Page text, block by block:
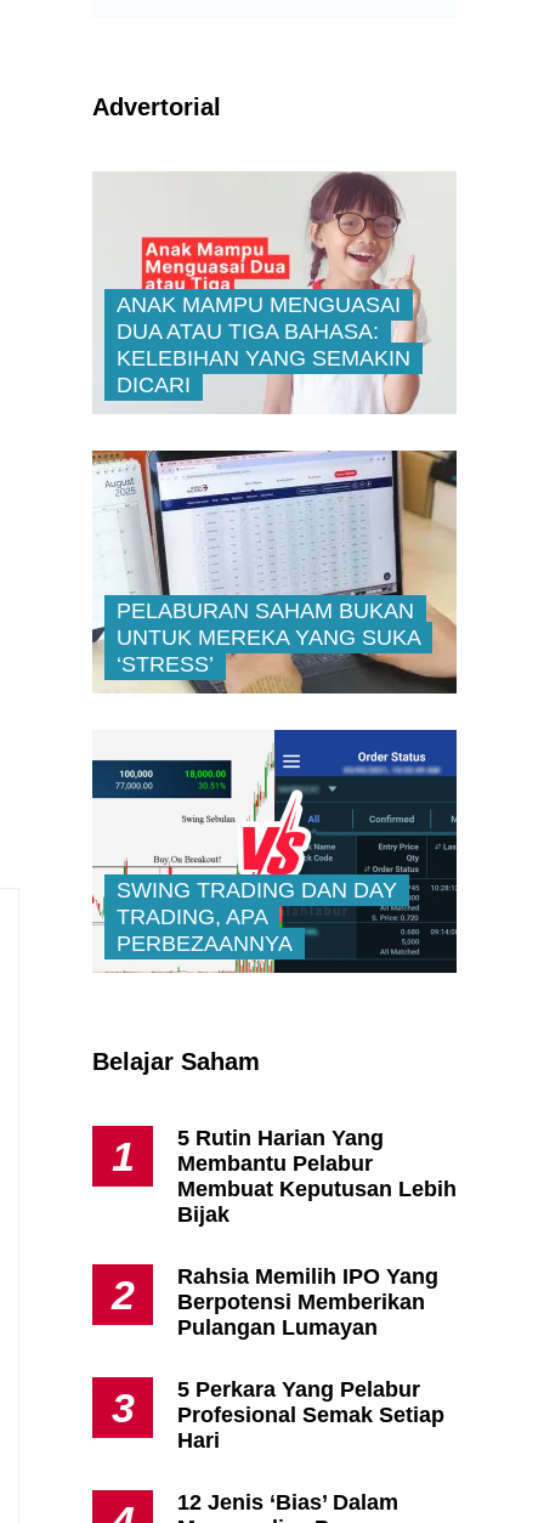
Advertorial
ANAK MAMPU MENGUASAI
DUA ATAU TIGA BAHASA:
KELEBIHAN YANG SEMAKIN
DICARI
PELABURAN SAHAM BUKAN
UNTUK MEREKA YANG SUKA
‘STRESS’
SWING TRADING DAN DAY
TRADING, APA
PERBEZAANNYA
Belajar Saham
1
5 Rutin Harian Yang
Membantu Pelabur
Membuat Keputusan Lebih
Bijak
2
Rahsia Memilih IPO Yang
Berpotensi Memberikan
Pulangan Lumayan
3
5 Perkara Yang Pelabur
Profesional Semak Setiap
Hari
12 Jenis ‘Bias’ Dalam
Apa Itu Fundamental Analysis
Yang Selalu Sifu Saham Sebut
Tu?